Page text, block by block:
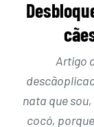
Artigo
nata que
cocó,